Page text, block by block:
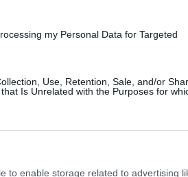
my Personal Data for Targeted
Use, Retention, Sale, and/or
Is Unrelated with the Purposes for
to enable storage related to advertising
다:
에 좋은 이유를 알려드립니다
가를 지닌 채소입니다. 연한 색깔의
분의 관심을 받지만, 파스닙은 그 독
건강에 미치는 영향
UTC